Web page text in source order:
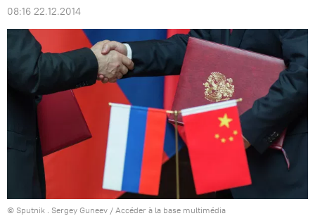
08:16 22.12.2014
© Sputnik . Sergey Guneev / Accéder à la base multimédia